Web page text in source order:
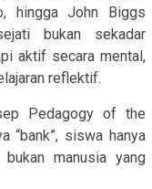
hingga John Biggs
bukan sekadar
aktif secara mental,
reflektif.
Pedagogy of the
“bank”, siswa hanya
manusia yang